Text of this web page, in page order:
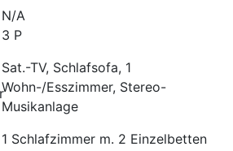
N/A
3 P
Sat.-TV, Schlafsofa, 1
Wohn-/Esszimmer, Stereo-
Musikanlage
1 Schlafzimmer m. 2 Einzelbetten